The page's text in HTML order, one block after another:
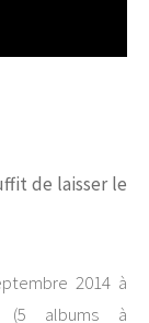
de laisser le
2014 à
(5 albums à